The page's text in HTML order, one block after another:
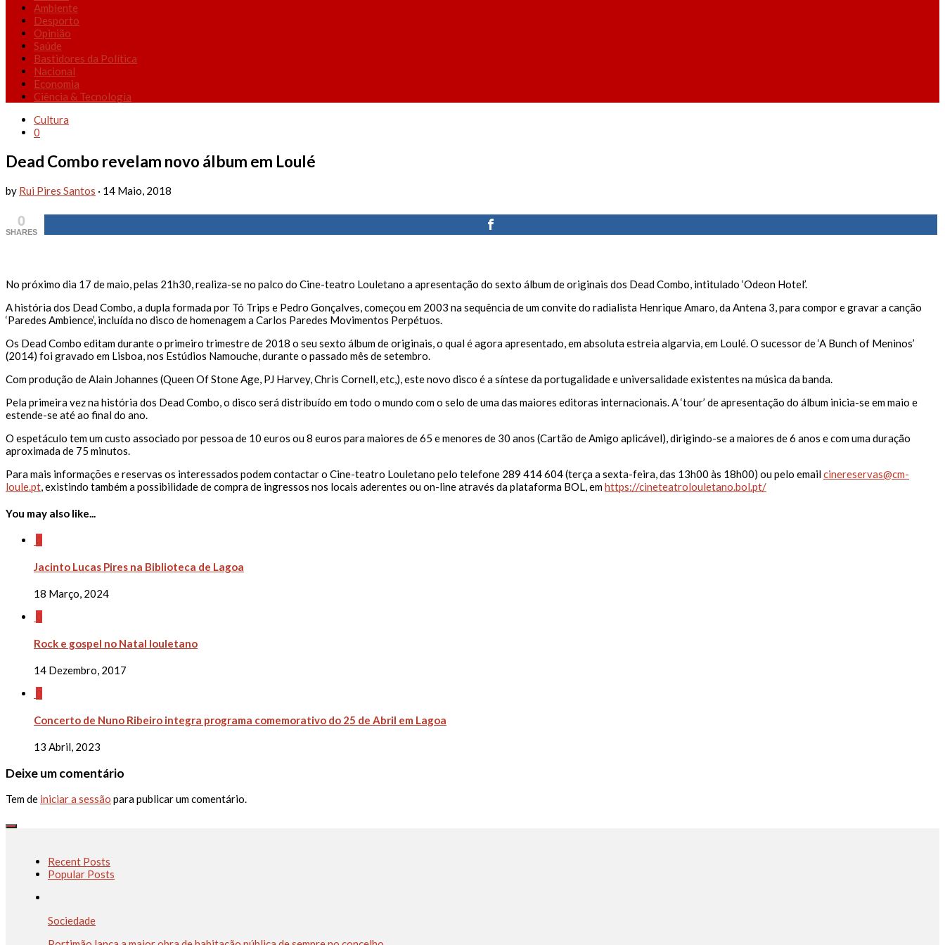
Ambiente
Desporto
Opinião
Saúde
Bastidores da Política
Nacional
Economia
Ciência & Tecnologia
Cultura
0
Dead Combo revelam novo álbum em Loulé
by Rui Pires Santos · 14 Maio, 2018
0
SHARES
No próximo dia 17 de maio, pelas 21h30, realiza-se no palco do Cine-teatro Louletano a apresentação do sexto álbum de originais dos Dead Combo, intitulado ‘Odeon Hotel’.
A história dos Dead Combo, a dupla formada por Tó Trips e Pedro Gonçalves, começou em 2003 na sequência de um convite do radialista Henrique Amaro, da Antena 3, para compor e gravar a canção
‘Paredes Ambience’, incluída no disco de homenagem a Carlos Paredes Movimentos Perpétuos.
Os Dead Combo editam durante o primeiro trimestre de 2018 o seu sexto álbum de originais, o qual é agora apresentado, em absoluta estreia algarvia, em Loulé. O sucessor de ‘A Bunch of Meninos’
(2014) foi gravado em Lisboa, nos Estúdios Namouche, durante o passado mês de setembro.
Com produção de Alain Johannes (Queen Of Stone Age, PJ Harvey, Chris Cornell, etc,), este novo disco é a síntese da portugalidade e universalidade existentes na música da banda.
Pela primeira vez na história dos Dead Combo, o disco será distribuído em todo o mundo com o selo de uma das maiores editoras internacionais. A ‘tour’ de apresentação do álbum inicia-se em maio e
estende-se até ao final do ano.
O espetáculo tem um custo associado por pessoa de 10 euros ou 8 euros para maiores de 65 e menores de 30 anos (Cartão de Amigo aplicável), dirigindo-se a maiores de 6 anos e com uma duração
aproximada de 75 minutos.
Para mais informações e reservas os interessados podem contactar o Cine-teatro Louletano pelo telefone 289 414 604 (terça a sexta-feira, das 13h00 às 18h00) ou pelo emailcinereservas@cm-
loule.pt, existindo também a possibilidade de compra de ingressos nos locais aderentes ou on-line através da plataforma BOL, emhttps://cineteatrolouletano.bol.pt/
You may also like...
0
Jacinto Lucas Pires na Biblioteca de Lagoa
18 Março, 2024
0
Rock e gospel no Natal louletano
14 Dezembro, 2017
0
Concerto de Nuno Ribeiro integra programa comemorativo do 25 de Abril em Lagoa
13 Abril, 2023
Deixe um comentário
Tem de iniciar a sessão para publicar um comentário.
Recent Posts
Popular Posts
Sociedade